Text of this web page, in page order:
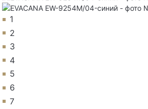
1
2
3
4
5
6
7